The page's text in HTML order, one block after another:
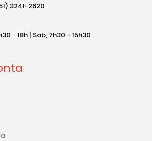
3241-2620
- 18h | Sab, 7h30 - 15h30